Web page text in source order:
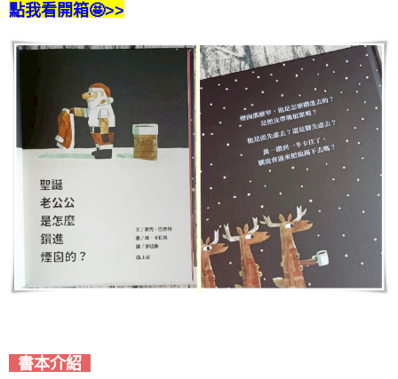
點我看開箱🤩>>
書本介紹